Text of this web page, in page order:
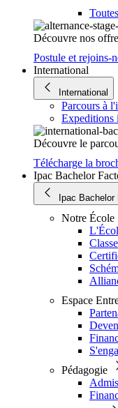
Découvre nos
Postule et rejoins-
International
International
Parcours à
Expeditions
Découvre le
Télécharge la
Ipac Bachelor
Ipac
Notre École
Espace
Pédagogie